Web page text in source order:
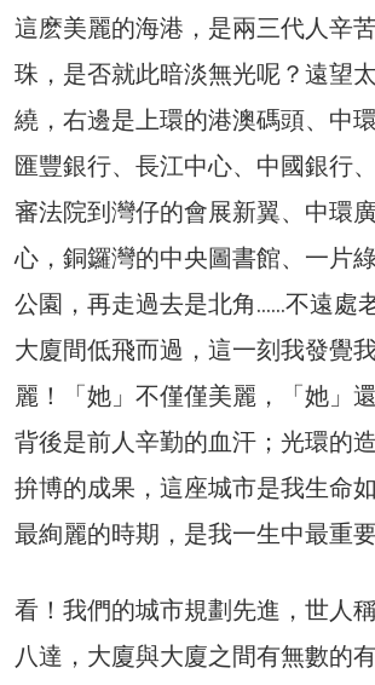
這麽美麗的海港，是兩三代人辛
珠，是否就此暗淡無光呢？遠望
繞，右邊是上環的港澳碼頭、中
匯豐銀行、長江中心、中國銀行
審法院到灣仔的會展新翼、中環
心，銅鑼灣的中央圖書館、一片
公園，再走過去是北角……不遠處
大廈間低飛而過，這一刻我發覺
麗！「她」不僅僅美麗，「她」
背後是前人辛勤的血汗；光環的
拚博的成果，這座城市是我生命
最絢麗的時期，是我一生中最重要
看！我們的城市規劃先進，世人
八達，大廈與大廈之間有無數的